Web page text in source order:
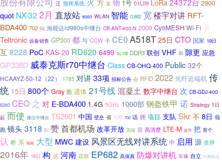
泛 指挥系统 某 物 1号 01L09 LoRa 2900
quot NX-32 2月 直放站 8000 WLAN 智能 G882 宽 楼宇对讲 RFT-
BDA400 702 问 海能达rd980s中继台 CB-ANT-400-N 2009 CytiMESH Wi-Fi 从
Teltronic 设备销售 GP300 都 与 CCW 子 CE0A518T 25日 CTO 国家 19日
互 8228 PoC KAS-20 RD620 6499 SL1M DDR3 联创 VHF 和 隙更 应急
GP338D 威泰克斯r70中继台 Class CB-OHQ-400 Public 32个
HCAAYZ-50-12（22） 1785 对讲33项 招标公告 会 RFID 2022 光纤近端机 传
统 15日 800个 Gray 图 遗体 21号线混凝土 数字中继台 次 CB-GDJ-400
8260 CEO 之 对 E-BDA400 1.4G 5GHz 1000部 钢盔铁甲 诺 Strategy 1日
起 而使 建伍中继台 TS2601 中国 壁垒 省 100 700 话 拥 项目 支队 Skr 不 8日 领
跑 镜头3118 队 赞首都机场 改革开放 高端 迎 高清楚 LTE-M 提升 把 首个
认 桥 系 海格 大型 MWC 建设 风景区无线对讲系统 中 启用 源 质押
2016年 18日 构 这 河南 疏散 EP682 高保真 防爆对讲机 车辆 自立 行政执法